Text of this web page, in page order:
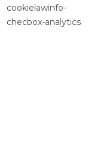
cookielawinfo-
checbox-analytics